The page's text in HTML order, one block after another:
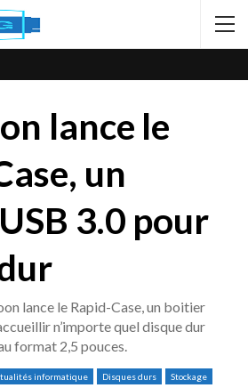
lance le
un
3.0 pour
lance le Rapid-Case, un boitier
n’importe quel disque dur
format 2,5 pouces.
informatique Disques durs Stockage